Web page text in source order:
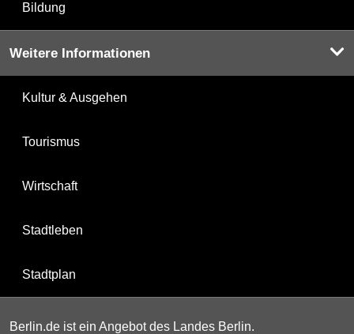
Bildung
Weitere Informationen
Kultur & Ausgehen
Tourismus
Wirtschaft
Stadtleben
Stadtplan
Berlin.de ist ein Angebot des Landes Berlin.